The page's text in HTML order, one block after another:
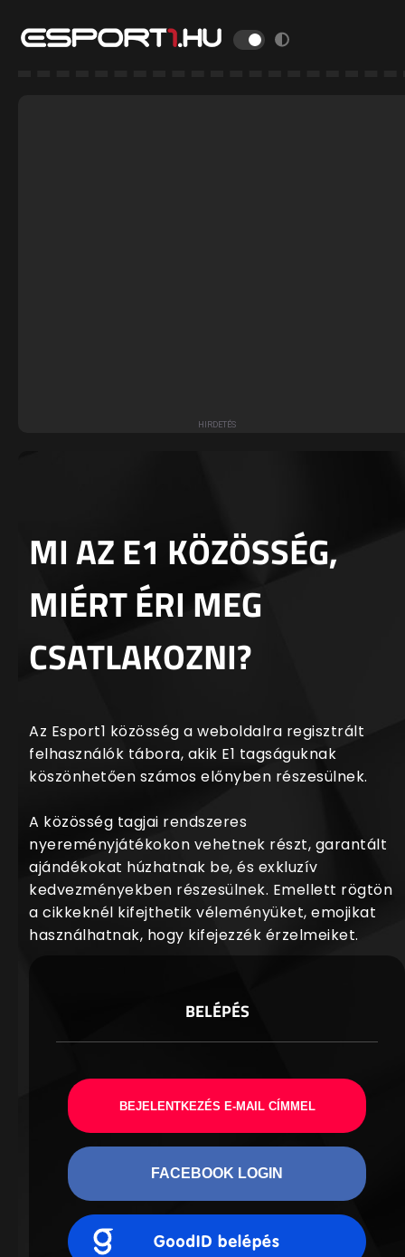
MI AZ E1 KÖZÖSSÉG,
MIÉRT ÉRI MEG
CSATLAKOZNI?
Az Esport1 közösség a weboldalra regisztrált
felhasználók tábora, akik E1 tagságuknak
köszönhetően számos előnyben részesülnek.
A közösség tagjai rendszeres
nyereményjátékokon vehetnek részt, garantált
ajándékokat húzhatnak be, és exkluzív
kedvezményekben részesülnek. Emellett rögtön
a cikkeknél kifejthetik véleményüket, emojikat
használhatnak, hogy kifejezzék érzelmeiket.
BELÉPÉS
BEJELENTKEZÉS E-MAIL CÍMMEL
FACEBOOK LOGIN